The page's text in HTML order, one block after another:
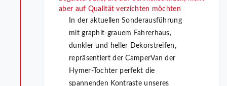
In der aktuellen Sonderausführung
mit graphit-grauem Fahrerhaus,
dunkler und heller Dekorstreifen,
repräsentiert der CamperVan der
Hymer-Tochter perfekt die
spannenden Kontraste unseres